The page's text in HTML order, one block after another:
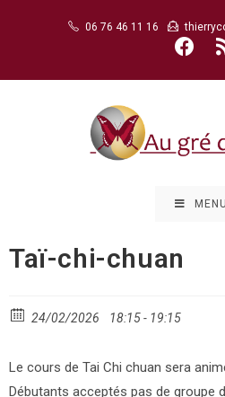
06 76 46 11 16
MENU
Taï-chi-chuan
24/02/2026 18:15 - 19:15
Le cours de Tai Chi chuan sera
Débutants acceptés pas de groupe